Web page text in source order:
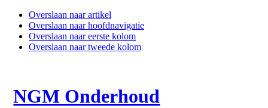
Overslaan naar artikel
Overslaan naar hoofdnavigatie
Overslaan naar eerste kolom
Overslaan naar tweede kolom
NGM Onderhoud